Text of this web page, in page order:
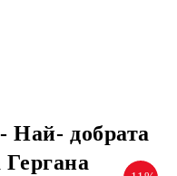
Най- добрата